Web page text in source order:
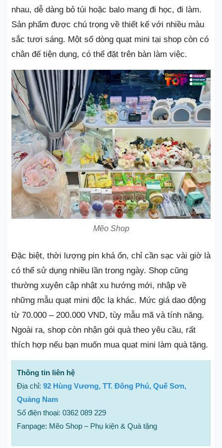
nhau, dễ dàng bỏ túi hoặc balo mang đi học, đi làm.
Sản phẩm được chú trọng về thiết kế với nhiều màu
sắc tươi sáng. Một số dòng quạt mini tại shop còn có
chân đế tiện dụng, có thể đặt trên bàn làm việc.
Mẽo Shop
Đặc biệt, thời lượng pin khá ổn, chỉ cần sạc vài giờ là
có thể sử dụng nhiều lần trong ngày. Shop cũng
thường xuyên cập nhật xu hướng mới, nhập về
những mẫu quạt mini độc lạ khác. Mức giá dao động
từ 70.000 – 200.000 VND, tùy mẫu mã và tính năng.
Ngoài ra, shop còn nhận gói quà theo yêu cầu, rất
thích hợp nếu bạn muốn mua quạt mini làm quà tặng.
Thông tin liên hệ
Địa chỉ: 92 Hùng Vương, TT. Đông Phú, Quế Sơn,
Quảng Nam
Số điện thoại: 0362 089 229
Fanpage: Mẽo Shop – Phụ kiện & Quà tặng